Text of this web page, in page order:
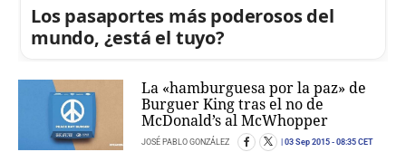
Los pasaportes más poderosos del
mundo, ¿está el tuyo?
La «hamburguesa por la paz» de
Burguer King tras el no de
McDonald’s al McWhopper
JOSÉ PABLO GONZÁLEZ 03 Sep 2015 - 08:35 CET